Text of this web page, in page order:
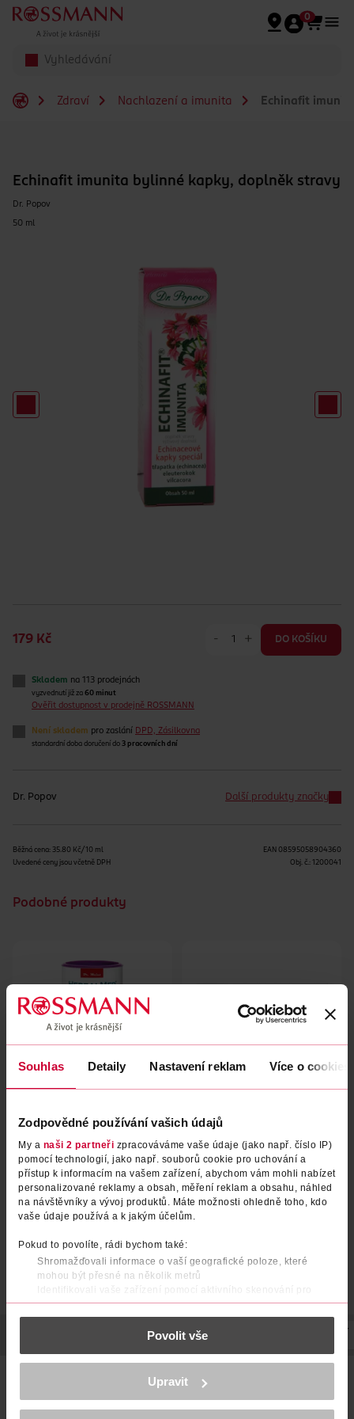
Souhlas Detaily Nastavení reklam Více o cookies
Zodpovědné používání vašich údajů
My a naši 2 partneři zpracováváme vaše údaje (jako např. číslo IP)
pomocí technologií, jako např. souborů cookie pro uchování a
přístup k informacím na vašem zařízení, abychom vám mohli nabízet
personalizované reklamy a obsah, měření reklam a obsahu, náhled
na návštěvníky a vývoj produktů. Máte možnosti ohledně toho, kdo
vaše údaje používá a k jakým účelům.
Pokud to povolíte, rádi bychom také:
Shromažďovali informace o vaší geografické poloze, které
mohou být přesné na několik metrů
Identifikovali vaše zařízení pomocí aktivního skenování pro
konkrétní charakteristiky (otisk prstu)
Zjistěte více o tom, jak zpracováváme vaše osobní údaje, a nastavte
části s podrobnostmi . Svůj souhlas můžete kdykoliv
K provozu stránek, personalizaci obsahu a reklam, funkcí sociálních
médií, analýze návštěvnosti, které mohou nést osobní údaje.
Více najdete vprohlášení o ochraně osobních údajů.
Povolit vše
Upravit
Přeskočit na hlavmní obsah
0
Zdraví Nachlazení a imunita Echinafit
Echinafit imunita bylinné kapky, doplněk stravy
Dr. Popov
50 ml
179 Kč - + DO KOŠÍKU
Skladem na 113 prodejnách
vyzvednutí již za 60 minut
Ověřit dostupnost v prodejně ROSSMANN
Není skladem pro zaslání DPD, Zásilkovna
standardní doba doručení do 3 pracovních dní
Dr. Popov Další produkty značky
Běžná cena: 35.80 Kč/10 ml
Uvedené ceny jsou včetně DPH
EAN 08595058904360
Obj. č.: 1200041
Podobné produkty
HerbalMed HotDrink dýchací
stravy
Dr. Weiss 180 g
209 Kč
DO KOŠÍKU
Kapsle Immunity Forte,
Cetebe
219 Kč
SLOŽENÍ SKLADOVÁNÍ
Echinafit® imunita (Echinaceové kapky speciál) v sobě
spojují sílu 3 bylin, doporučovaných na podporu imunitního
systému. Třapatka je významná bylina pocházející ze